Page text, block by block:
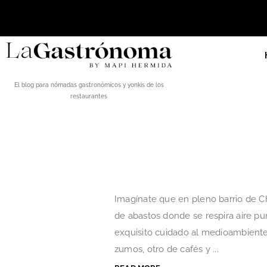
El blog para nómadas gastronómicos y yonkis de los
restaurantes
Imagínate que en pleno barrio de
de abastos donde se respira aire
exquisito cuidado al
zumos, otro de cafés y ...